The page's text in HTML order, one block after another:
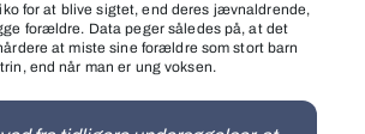
for at blive sigtet, end deres jævnaldrende,
forældre. Data peger således på, at det
at miste sine forældre som stort barn
end når man er ung voksen.